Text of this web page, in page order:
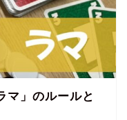
マ」のルールと